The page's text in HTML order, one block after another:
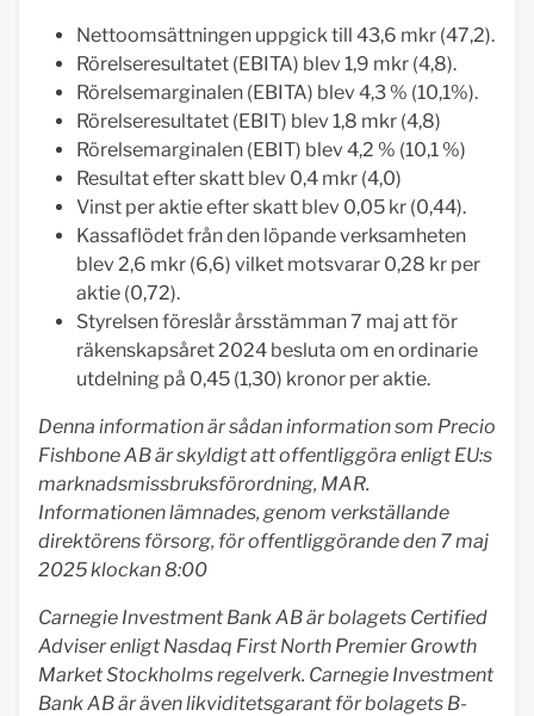
Nettoomsättningen uppgick till 43,6 mkr (47,2).
Rörelseresultatet (EBITA) blev 1,9 mkr (4,8).
Rörelsemarginalen (EBITA) blev 4,3 % (10,1%).
Rörelseresultatet (EBIT) blev 1,8 mkr (4,8)
Rörelsemarginalen (EBIT) blev 4,2 % (10,1 %)
Resultat efter skatt blev 0,4 mkr (4,0)
Vinst per aktie efter skatt blev 0,05 kr (0,44).
Kassaflödet från den löpande verksamheten
blev 2,6 mkr (6,6) vilket motsvarar 0,28 kr per
aktie (0,72).
Styrelsen föreslår årsstämman 7 maj att för
räkenskapsåret 2024 besluta om en ordinarie
utdelning på 0,45 (1,30) kronor per aktie.
Denna information är sådan information som Precio
Fishbone AB är skyldigt att offentliggöra enligt EU:s
marknadsmissbruksförordning, MAR.
Informationen lämnades, genom verkställande
direktörens försorg, för offentliggörande den 7 maj
2025 klockan 8:00
Carnegie Investment Bank AB är bolagets Certified
Adviser enligt Nasdaq First North Premier Growth
Market Stockholms regelverk. Carnegie Investment
Bank AB är även likviditetsgarant för bolagets B-